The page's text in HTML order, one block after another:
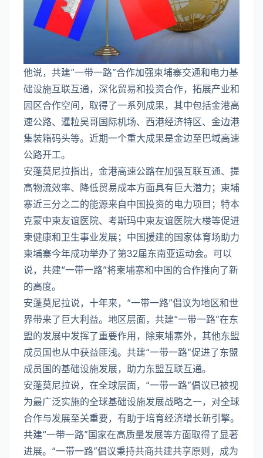
他说，共建“一带一路”合作加强柬埔寨交通和电力基
础设施互联互通，深化贸易和投资合作，拓展产业和
园区合作空间，取得了一系列成果，其中包括金港高
速公路、暹粒吴哥国际机场、西港经济特区、金边港
集装箱码头等。近期一个重大成果是金边至巴域高速
公路开工。
安蓬莫尼拉指出，金港高速公路在加强互联互通、提
高物流效率、降低贸易成本方面具有巨大潜力；柬埔
寨近三分之二的能源来自中国投资的电力项目；特本
克蒙中柬友谊医院、考斯玛中柬友谊医院大楼等促进
柬健康和卫生事业发展；中国援建的国家体育场助力
柬埔寨今年成功举办了第32届东南亚运动会。可以
说，共建“一带一路”将柬埔寨和中国的合作推向了新
的高度。
安蓬莫尼拉说，十年来，“一带一路”倡议为地区和世
界带来了巨大利益。地区层面，共建“一带一路”在东
盟的发展中发挥了重要作用，除柬埔寨外，其他东盟
成员国也从中获益匪浅。共建“一带一路”促进了东盟
成员国的基础设施发展，助力东盟互联互通。
安蓬莫尼拉说，在全球层面，“一带一路”倡议已被视
为最广泛实施的全球基础设施发展战略之一，对全球
合作与发展至关重要，有助于培育经济增长新引擎。
共建“一带一路”国家在高质量发展等方面取得了显著
进展。“一带一路”倡议秉持共商共建共享原则，成为